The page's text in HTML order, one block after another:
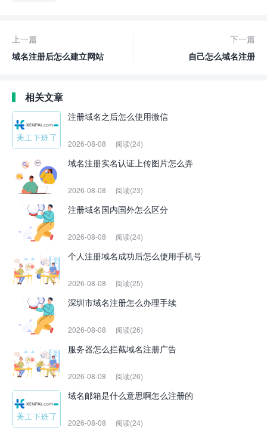
上一篇
域名注册后怎么建立网站
下一篇
自己怎么域名注册
相关文章
注册域名之后怎么使用微信
2026-08-08 阅读(24)
域名注册实名认证上传图片怎么弄
2026-08-08 阅读(23)
注册域名国内国外怎么区分
2026-08-08 阅读(24)
个人注册域名成功后怎么使用手机号
2026-08-08 阅读(25)
深圳市域名注册怎么办理手续
2026-08-08 阅读(26)
服务器怎么拦截域名注册广告
2026-08-08 阅读(26)
域名邮箱是什么意思啊怎么注册的
2026-08-08 阅读(24)